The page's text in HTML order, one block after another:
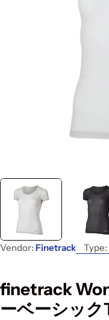
media 0 in modal
Vendor: Finetrack Type:
finetrack
ーベーシック